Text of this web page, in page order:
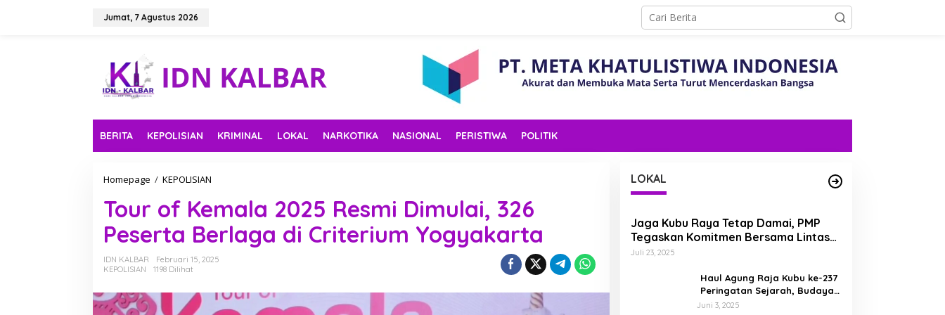
Jumat, 7 Agustus 2026
BERITA KEPOLISIAN KRIMINAL LOKAL NARKOTIKA NASIONAL PERISTIWA POLITIK
Homepage / KEPOLISIAN
u
r
o
f
K
a
Tour of Kemala 2025 Resmi Dimulai, 326
Peserta Berlaga di Criterium Yogyakarta
IDN KALBAR
Februari 15, 2025
KEPOLISIAN
1198 Dilihat
LOKAL
Jaga Kubu Raya Tetap Damai, PMP
Tegaskan Komitmen Bersama Lintas
Etnis dan Budaya
Juli 23, 2025
Haul Agung Raja Kubu ke-237
Peringatan Sejarah, Budaya,
dan Energi Nasionalisme di
Juni 3, 2025